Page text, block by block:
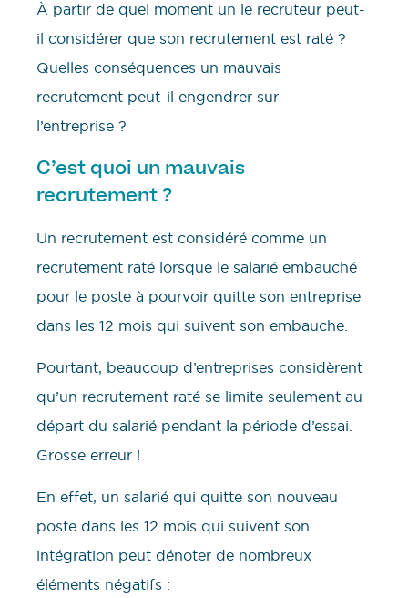
À partir de quel moment un le recruteur peut-
il considérer que son recrutement est raté ?
Quelles conséquences un mauvais
recrutement peut-il engendrer sur
l’entreprise ?
C’est quoi un mauvais
recrutement ?
Un recrutement est considéré comme un
recrutement raté lorsque le salarié embauché
pour le poste à pourvoir quitte son entreprise
dans les 12 mois qui suivent son embauche.
Pourtant, beaucoup d’entreprises considèrent
qu’un recrutement raté se limite seulement au
départ du salarié pendant la période d’essai.
Grosse erreur !
En effet, un salarié qui quitte son nouveau
poste dans les 12 mois qui suivent son
intégration peut dénoter de nombreux
éléments négatifs :